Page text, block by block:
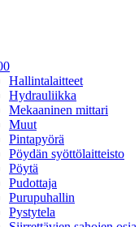
Hallintalaitteet
Hydrauliikka
Mekaaninen mittari
Muut
Pintapyörä
Pöydän syöttölaitteisto
Pöytä
Pudottaja
Purupuhallin
Pystytela